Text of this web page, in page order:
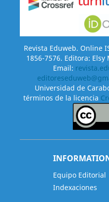
Revista Eduweb. Online
1856-7576. Editora:
Email:
Universidad de
términos de la licencia
Equipo Editorial
Indexaciones